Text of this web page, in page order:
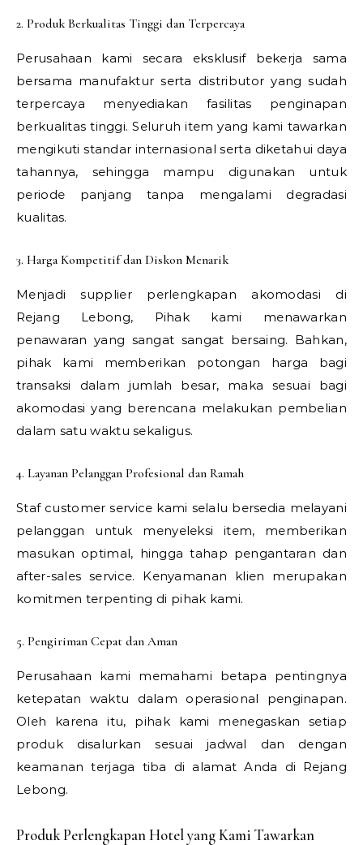
2. Produk Berkualitas Tinggi dan Terpercaya
Perusahaan kami secara eksklusif bekerja sama
bersama manufaktur serta distributor yang sudah
terpercaya menyediakan fasilitas penginapan
berkualitas tinggi. Seluruh item yang kami tawarkan
mengikuti standar internasional serta diketahui daya
tahannya, sehingga mampu digunakan untuk
periode panjang tanpa mengalami degradasi
kualitas.
3. Harga Kompetitif dan Diskon Menarik
Menjadi supplier perlengkapan akomodasi di
Rejang Lebong, Pihak kami menawarkan
penawaran yang sangat sangat bersaing. Bahkan,
pihak kami memberikan potongan harga bagi
transaksi dalam jumlah besar, maka sesuai bagi
akomodasi yang berencana melakukan pembelian
dalam satu waktu sekaligus.
4. Layanan Pelanggan Profesional dan Ramah
Staf customer service kami selalu bersedia melayani
pelanggan untuk menyeleksi item, memberikan
masukan optimal, hingga tahap pengantaran dan
after-sales service. Kenyamanan klien merupakan
komitmen terpenting di pihak kami.
5. Pengiriman Cepat dan Aman
Perusahaan kami memahami betapa pentingnya
ketepatan waktu dalam operasional penginapan.
Oleh karena itu, pihak kami menegaskan setiap
produk disalurkan sesuai jadwal dan dengan
keamanan terjaga tiba di alamat Anda di Rejang
Lebong.
Produk Perlengkapan Hotel yang Kami Tawarkan